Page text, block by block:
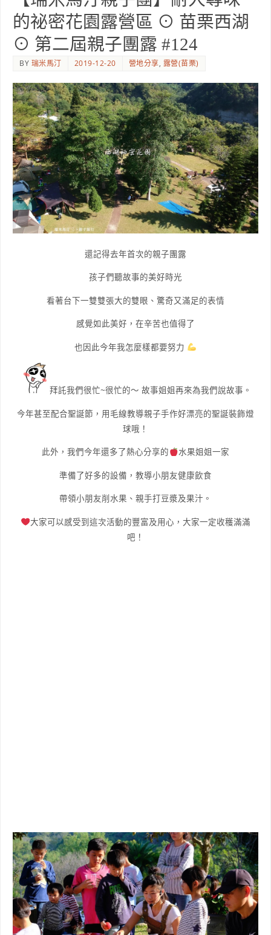
的祕密花園露營區 ⊙ 苗栗西湖
⊙ 第二屆親子團露 #124
BY 瑞米馬汀 2019-12-20 營地分享, 露營(苗栗)
還記得去年首次的親子團露
孩子們聽故事的美好時光
看著台下一雙雙張大的雙眼、驚奇又滿足的表情
感覺如此美好，在辛苦也值得了
也因此今年我怎麼樣都要努力
拜託我們很忙~很忙的～ 故事姐姐再來為我們說故事。
今年甚至配合聖誕節，用毛線教導親子手作好漂亮的聖誕裝飾燈
球哦！
此外，我們今年還多了熱心分享的 水果姐姐一家
準備了好多的設備，教導小朋友健康飲食
帶領小朋友削水果、親手打豆漿及果汁。
大家可以感受到這次活動的豐富及用心，大家一定收穫滿滿
吧！